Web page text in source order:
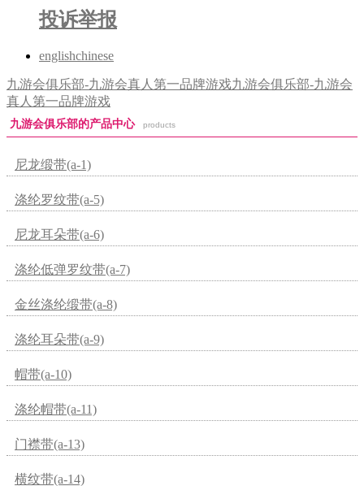
投诉举报
englishchinese
九游会俱乐部-九游会真人第一品牌游戏九游会俱乐部-九游会
真人第一品牌游戏
九游会俱乐部的产品中心 products
尼龙缎带(a-1)
涤纶罗纹带(a-5)
尼龙耳朵带(a-6)
涤纶低弹罗纹带(a-7)
金丝涤纶缎带(a-8)
涤纶耳朵带(a-9)
帽带(a-10)
涤纶帽带(a-11)
门襟带(a-13)
横纹带(a-14)